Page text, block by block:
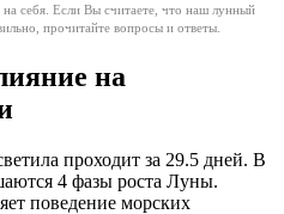
на себя. Если Вы считаете, что наш лунный
прочитайте вопросы и ответы.
на
проходит за 29.5 дней. В
4 фазы роста Луны.
поведение морских